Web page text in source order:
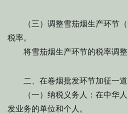
（三）调整雪茄烟生产环节（
税率。
将雪茄烟生产环节的税率调整
二、在卷烟批发环节加征一道
（一）纳税义务人：在中华人
发业务的单位和个人。